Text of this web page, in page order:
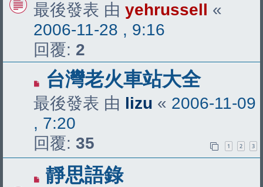
最後發表 由 yehrussell
«
2006-11-28 , 9:16
回覆: 2
台灣老火車站大全
最後發表 由 lizu « 2006-11-09
, 7:20
回覆: 35 1 2 3
靜思語錄